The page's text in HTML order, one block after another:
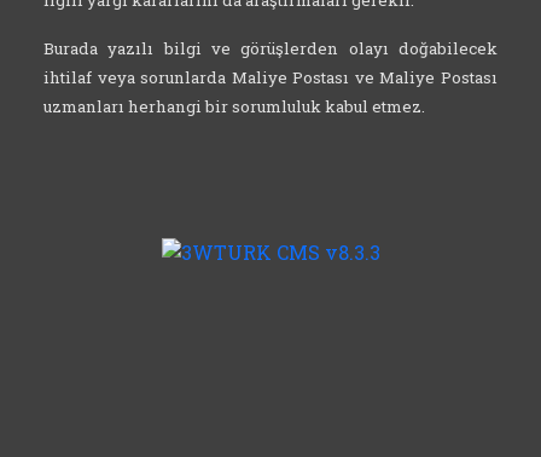
Burada yazılı bilgi ve görüşlerden olayı doğabilecek
ihtilaf veya sorunlarda Maliye Postası ve Maliye Postası
uzmanları herhangi bir sorumluluk kabul etmez.